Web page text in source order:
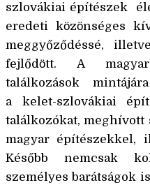
szlovákiai építészek
eredeti kӧzӧnséges
meggyőződéssé,
fejlődӧtt. A
találkozások
a kelet-szlovákiai
találkozókat, meghívott
magyar építészekkel,
Később nemcsak
személyes barátságok